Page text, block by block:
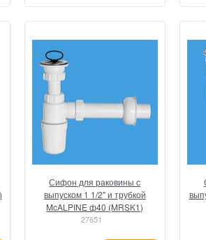
Сифон для раковины с
выпуском 1 1/2" и трубкой
McALPINE ф40 (MRSK1)
27651